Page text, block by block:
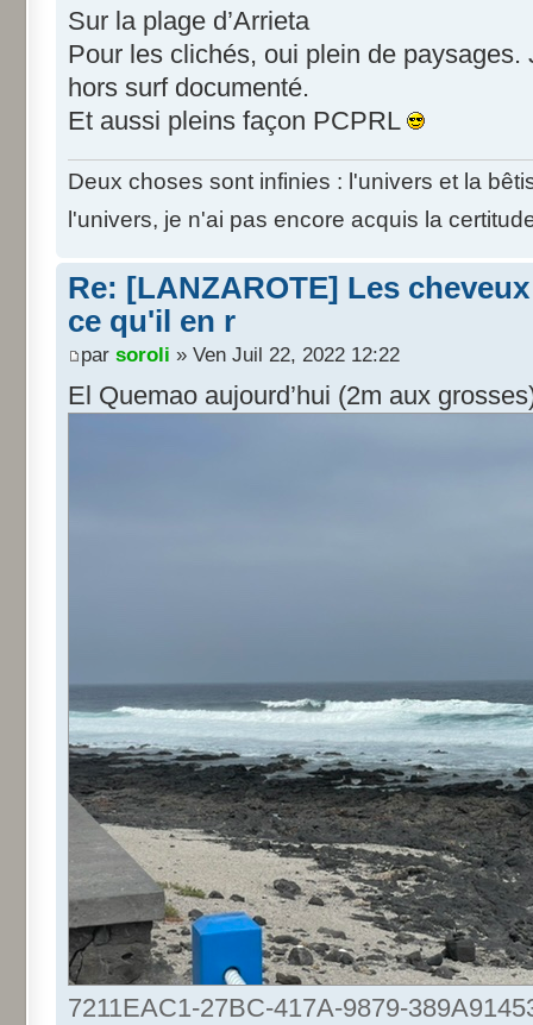
Sur la plage d’Arrieta
Pour les clichés, oui plein de
hors surf documenté.
Et aussi pleins façon PCPRL
Deux choses sont infinies : l'univers et la
l'univers, je n'ai pas encore acquis la
Re: [LANZAROTE] Les
ce qu'il en r
par soroli » Ven Juil 22, 2022 12:22
El Quemao aujourd’hui (2m aux
7211EAC1-27BC-417A-9879-